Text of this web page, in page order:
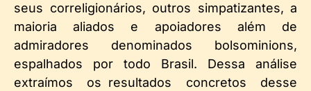
seus correligionários, outros simpatizantes, a
maioria aliados e apoiadores além de
admiradores denominados bolsominions,
espalhados por todo Brasil. Dessa análise
extraímos os resultados concretos desse